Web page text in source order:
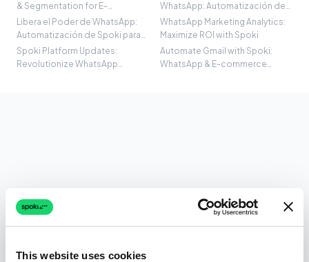
This website uses cookies
& Segmentation for E-
commerce | Spoki
WhatsApp: Automatización de
Spoki para E-commerce
Libera el Poder de WhatsApp:
Automatización de Spoki para
E-commerce
WhatsApp Marketing Analytics:
Maximize ROI with Spoki
Spoki Platform Updates:
Revolutionize WhatsApp
Automate Gmail with Spoki:
WhatsApp & E-commerce